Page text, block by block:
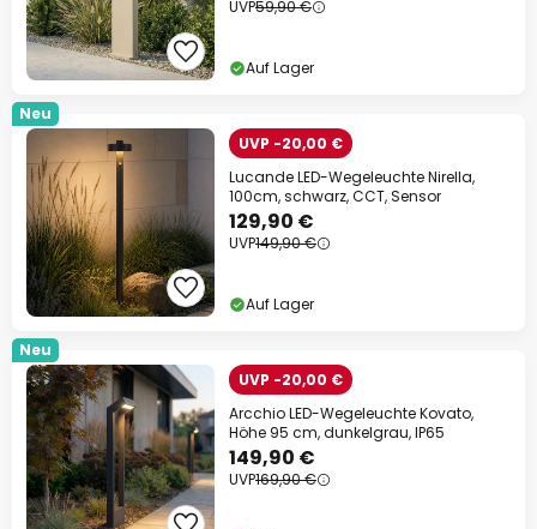
UVP59,90 €
Auf Lager
Neu
UVP -20,00 €
Lucande LED-Wegeleuchte Nirella,
100cm, schwarz, CCT, Sensor
129,90 €
UVP149,90 €
Auf Lager
Neu
UVP -20,00 €
Arcchio LED-Wegeleuchte Kovato,
Höhe 95 cm, dunkelgrau, IP65
149,90 €
UVP169,90 €